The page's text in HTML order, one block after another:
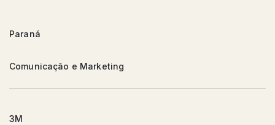
Paraná
Comunicação e Marketing
3M